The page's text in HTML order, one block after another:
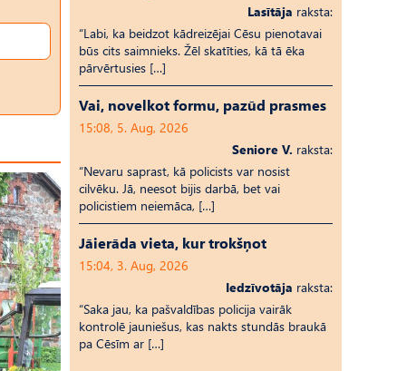
Lasītāja raksta:
“Labi, ka beidzot kādreizējai Cēsu pienotavai
būs cits saimnieks. Žēl skatīties, kā tā ēka
pārvērtusies […]
Vai, novelkot formu, pazūd prasmes
15:08, 5. Aug, 2026
Seniore V. raksta:
“Nevaru saprast, kā policists var nosist
cilvēku. Jā, neesot bijis darbā, bet vai
policistiem neiemāca, […]
Jāierāda vieta, kur trokšņot
15:04, 3. Aug, 2026
Iedzīvotāja raksta:
“Saka jau, ka pašvaldības policija vairāk
kontrolē jauniešus, kas nakts stundās braukā
pa Cēsīm ar […]